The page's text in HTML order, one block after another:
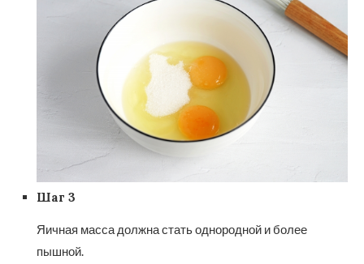
Шаг 3
Яичная масса должна стать однородной и более
пышной.